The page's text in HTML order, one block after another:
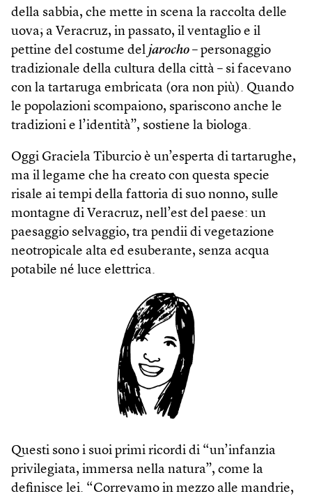
della sabbia, che mette in scena la raccolta delle
uova; a Veracruz, in passato, il ventaglio e il
pettine del costume del jarocho – personaggio
tradizionale della cultura della città – si facevano
con la tartaruga embricata (ora non più). Quando
le popolazioni scompaiono, spariscono anche le
tradizioni e l’identità”, sostiene la biologa.
Oggi Graciela Tiburcio è un’esperta di tartarughe,
ma il legame che ha creato con questa specie
risale ai tempi della fattoria di suo nonno, sulle
montagne di Veracruz, nell’est del paese: un
paesaggio selvaggio, tra pendii di vegetazione
neotropicale alta ed esuberante, senza acqua
potabile né luce elettrica.
Questi sono i suoi primi ricordi di “un’infanzia
privilegiata, immersa nella natura”, come la
definisce lei. “Correvamo in mezzo alle mandrie,